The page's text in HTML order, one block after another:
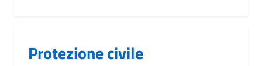
Protezione civile